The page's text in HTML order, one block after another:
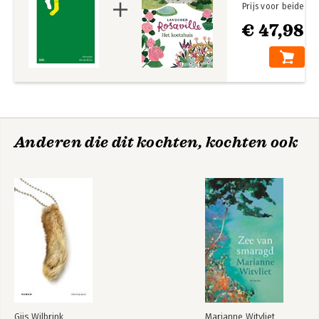
€ 47,98
Prijs voor beide
Anderen die dit kochten, kochten ook
Gijs Wilbrink Marianne Witvliet